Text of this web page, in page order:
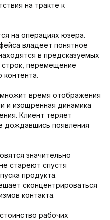
на тракте к
на операциях юзера.
владеет понятное
в предсказуемых
перемещение
время отображения
и изощренная динамика
Клиент теряет
дождавшись появления
значительно
стареют спустя
продукта.
сконцентрироваться
контакта.
рабочих